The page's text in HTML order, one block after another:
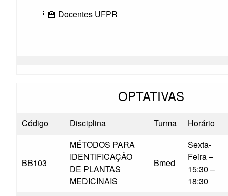
👨‍🏫 Docentes UFPR
OPTATIVAS
Código Disciplina Turma Horário
BB103
MÉTODOS PARA
IDENTIFICAÇÃO
DE PLANTAS
MEDICINAIS
Bmed
Sexta-
Feira –
15:30 –
18:30